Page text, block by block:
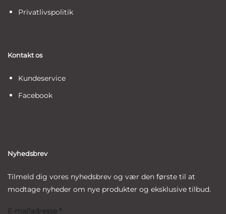
Privatlivspolitik
Kontakt os
Kundeservice
Facebook
Nyhedsbrev
Tilmeld dig vores nyhedsbrev og vær den første til at
modtage nyheder om nye produkter og eksklusive tilbud.
E-mailadresse *